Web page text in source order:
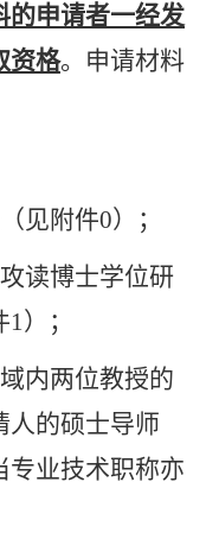
的申请者一经发
资格。申请材料
见附件0）
；
读博士学位研
1）
；
内两位教授的
人的硕士导师
专业技术职称亦